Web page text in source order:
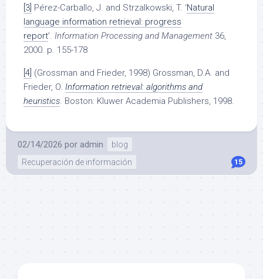
[3] Pérez-Carballo, J. and Strzalkowski, T. ‘Natural
language information retrieval: progress
report’. Information Processing and Management 36,
2000. p. 155-178
[4] (Grossman and Frieder, 1998) Grossman, D.A. and
Frieder, O. Information retrieval: algorithms and
heuristics. Boston: Kluwer Academia Publishers, 1998.
02/14/2026 por admin
blog
Recuperación de información
15